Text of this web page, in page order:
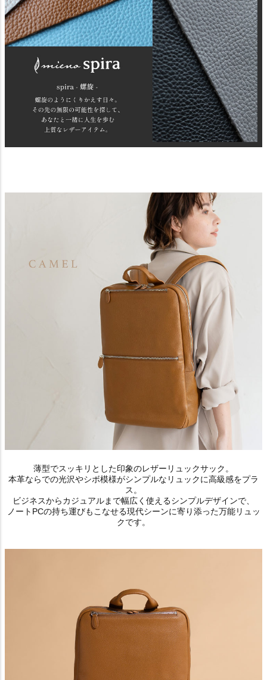
薄型でスッキリとした印象のレザーリュックサック。
本革ならでの光沢やシボ模様がシンプルなリュックに高級感をプラ
ス。
ビジネスからカジュアルまで幅広く使えるシンプルデザインで、
ノートPCの持ち運びもこなせる現代シーンに寄り添った万能リュッ
クです。